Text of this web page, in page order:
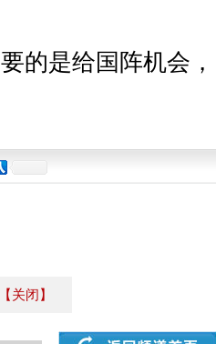
是给国阵机会，
【关闭】